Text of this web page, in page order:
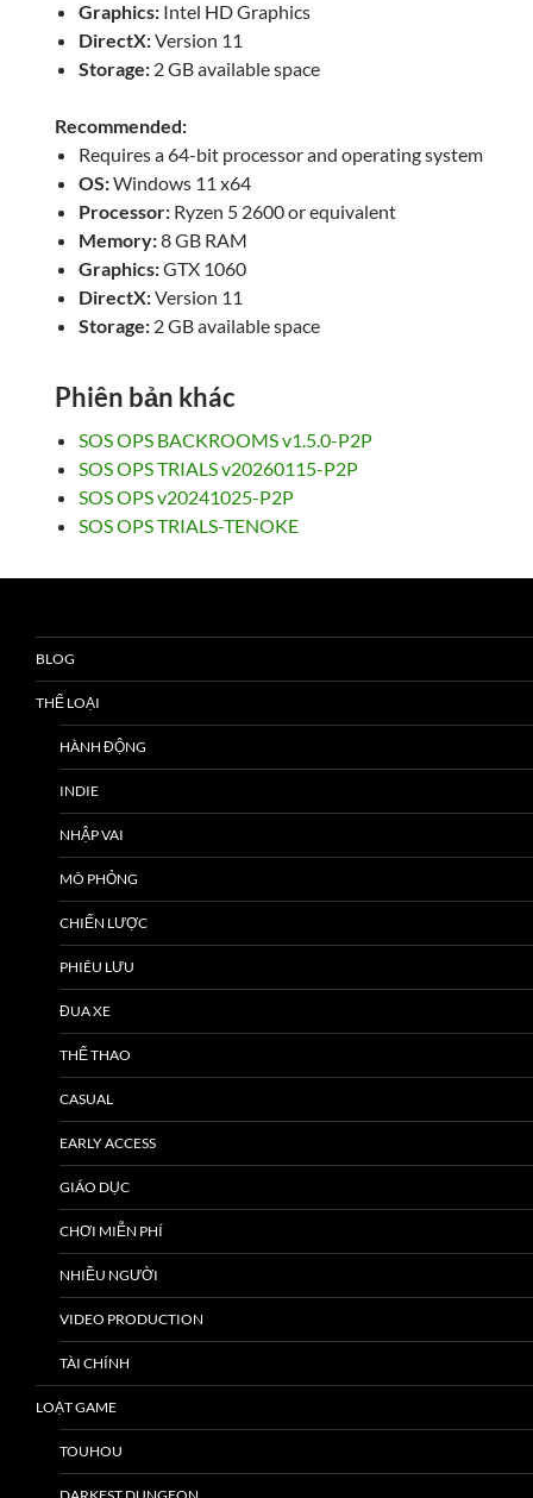
Graphics: Intel HD Graphics
DirectX:Version 11
Storage: 2 GB available space
Recommended:
Requires a 64-bit processor and operating system
OS:Windows 11 x64
Processor: Ryzen 5 2600 or equivalent
Memory:8 GB RAM
Graphics:GTX 1060
DirectX:Version 11
Storage: 2 GB available space
Phiên bản khác
SOS OPS BACKROOMS v1.5.0-P2P
SOS OPS TRIALS v20260115-P2P
SOS OPS v20241025-P2P
SOS OPS TRIALS-TENOKE
BLOG
THỂ LOẠI
HÀNH ĐỘNG
INDIE
NHẬP VAI
MÔ PHỎNG
CHIẾN LƯỢC
PHIÊU LƯU
ĐUA XE
THỂ THAO
CASUAL
EARLY ACCESS
GIÁO DỤC
CHƠI MIỄN PHÍ
NHIỀU NGƯỜI
VIDEO PRODUCTION
TÀI CHÍNH
LOẠT GAME
TOUHOU
DARKEST DUNGEON